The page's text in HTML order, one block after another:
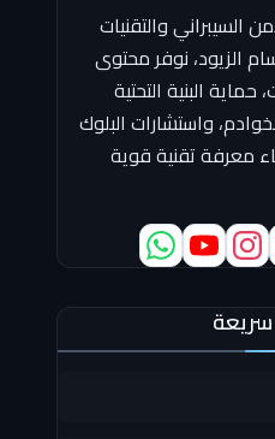
السيبراني والتقنيات
الزيود، نوفر محتوى
البنية التحتية
واستشارات البلوك
معرفة تقنية قوية
سريعة